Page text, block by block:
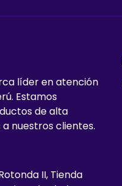
líder en atención
Estamos
de alta
nuestros clientes.
II, Tienda